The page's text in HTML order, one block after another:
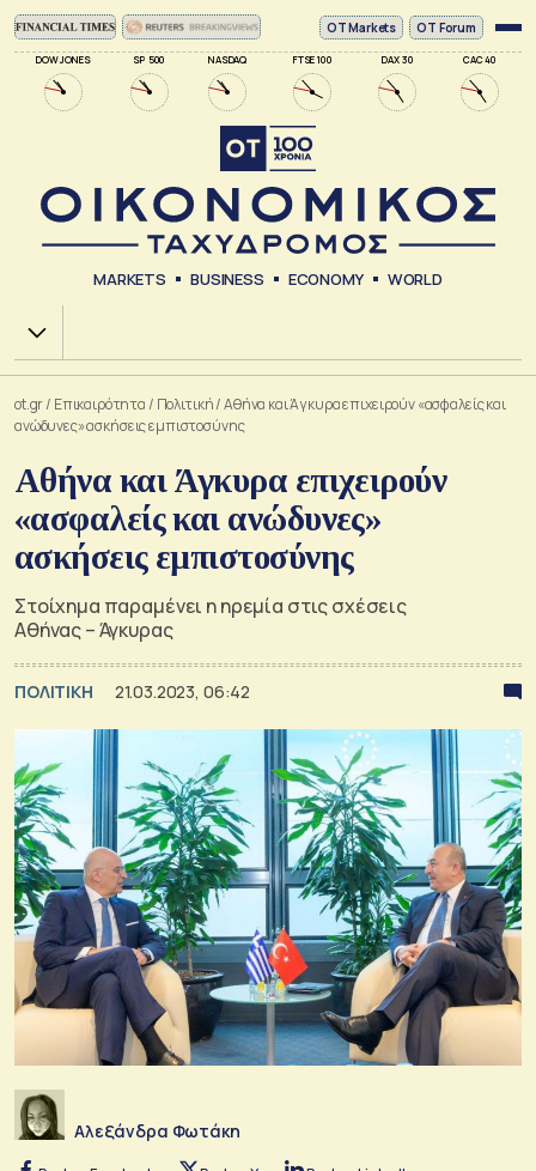
DOW JONES SP 500 NASDAQ FTSE 100 DAX 30 CAC 40
ΟΤ Markets OT Forum
MARKETS BUSINESS ECONOMY WORLD
Χ.Α.
ot.gr/ Επικαιρότητα / Πολιτική/Αθήνα και Άγκυρα επιχειρούν «ασφαλείς και
ανώδυνες» ασκήσεις εμπιστοσύνης
Αθήνα και Άγκυρα επιχειρούν
«ασφαλείς και ανώδυνες»
ασκήσεις εμπιστοσύνης
Στοίχημα παραμένει η ηρεμία στις σχέσεις
Αθήνας – Άγκυρας
ΠΟΛΙΤΙΚΗ 21.03.2023, 06:42
Αλεξάνδρα Φωτάκη